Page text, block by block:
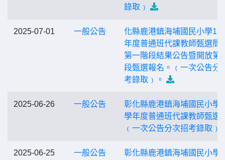
錄取﹚
2025-07-01 一般公告
化縣鹿港鎮海埔國民小學
年度普通班代課教師甄選簡
第一階段結果公告暨開放第
段甄選報名。﹙一次公告分
考錄取﹚。
2025-06-26 一般公告
彰化縣鹿港鎮海埔國民小學
學年度普通班代課教師甄選
﹙一次公告分次招考錄取﹚
2025-06-25 一般公告
彰化縣鹿港鎮海埔國民小學